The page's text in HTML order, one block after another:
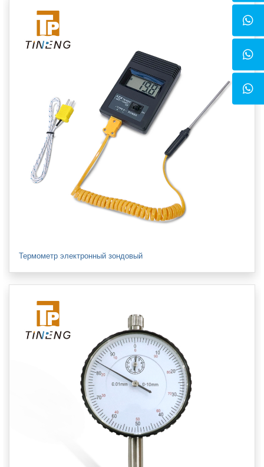
Термометр электронный зондовый